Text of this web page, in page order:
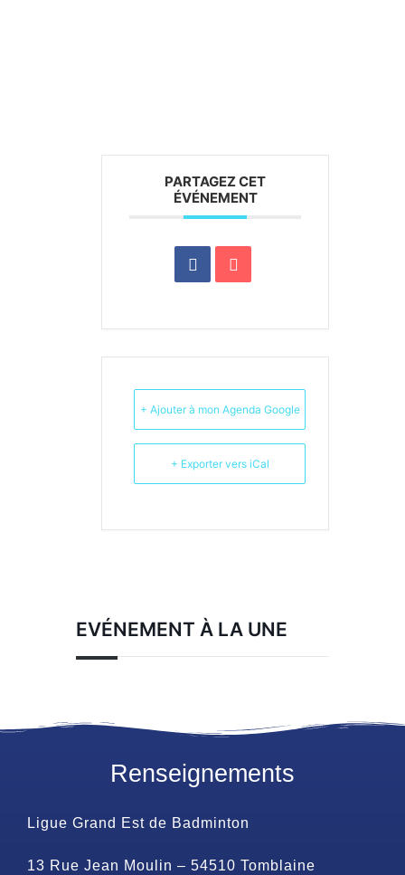
PARTAGEZ CET
ÉVÉNEMENT
+ Ajouter à mon Agenda Google
+ Exporter vers iCal
EVÉNEMENT À LA UNE
Renseignements
Ligue Grand Est de Badminton
13 Rue Jean Moulin – 54510 Tomblaine